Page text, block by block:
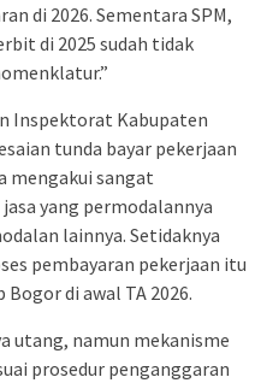
di 2026. Sementara SPM,
di 2025 sudah tidak
Inspektorat Kabupaten
tunda bayar pekerjaan
mengakui sangat
yang permodalannya
lainnya. Setidaknya
pembayaran pekerjaan itu
di awal TA 2026.
utang, namun mekanisme
prosedur penganggaran